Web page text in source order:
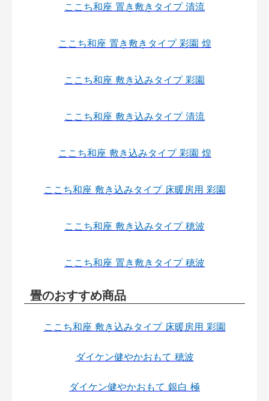
ここち和座 置き敷きタイプ 清流
ここち和座 置き敷きタイプ 彩園 煌
ここち和座 敷き込みタイプ 彩園
ここち和座 敷き込みタイプ 清流
ここち和座 敷き込みタイプ 彩園 煌
ここち和座 敷き込みタイプ 床暖房用 彩園
ここち和座 敷き込みタイプ 穂波
ここち和座 置き敷きタイプ 穂波
畳のおすすめ商品
ここち和座 敷き込みタイプ 床暖房用 彩園
ダイケン健やかおもて 穂波
ダイケン健やかおもて 銀白 極